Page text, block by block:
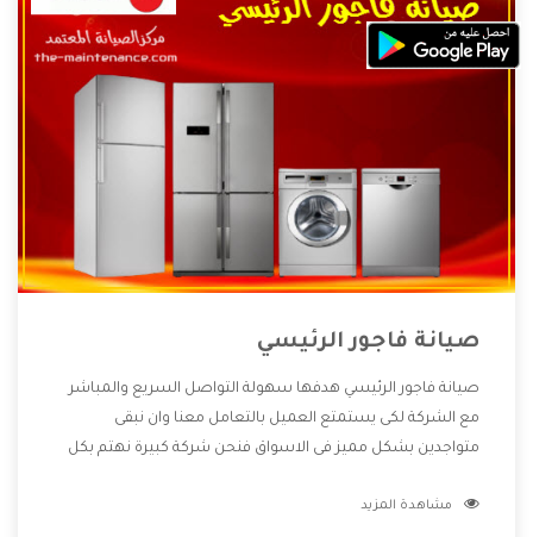
صيانة فاجور الرئيسي
صيانة فاجور الرئيسي هدفها سهولة التواصل السريع والمباشر
مع الشركة لكى يستمتع العميل بالتعامل معنا وان نبقى
متواجدين بشكل مميز فى الاسواق فنحن شركة كبيرة نهتم بكل
الشركة بها والتى تكون منها خدمة الصيانة التى تكون من أهم
مشاهدة المزيد